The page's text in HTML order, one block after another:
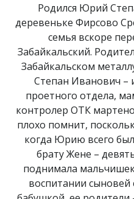
Родился Юрий
деревеньке Фирсово
семья вскоре
Забайкальский.
Забайкальском
Степан Иванович –
проетного отдела,
контролер ОТК
плохо помнит,
когда Юрию всего
брату Жене –
поднимала
воспитании